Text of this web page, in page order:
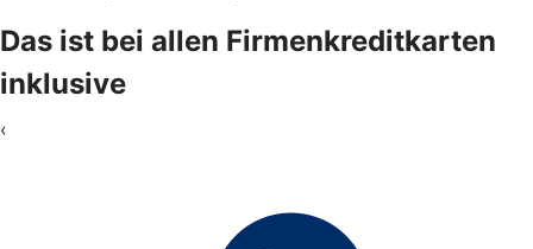
Das ist bei allen Firmenkreditkarten
inklusive
‹